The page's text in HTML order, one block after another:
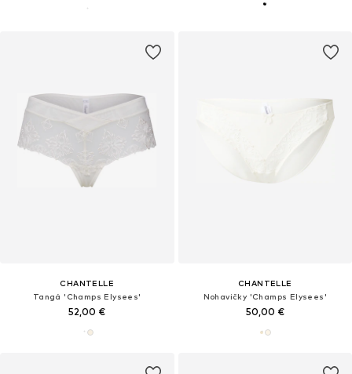
CHANTELLE
Tangá 'Champs Elysees'
52,00 €
CHANTELLE
Nohavičky 'Champs Elysees'
50,00 €